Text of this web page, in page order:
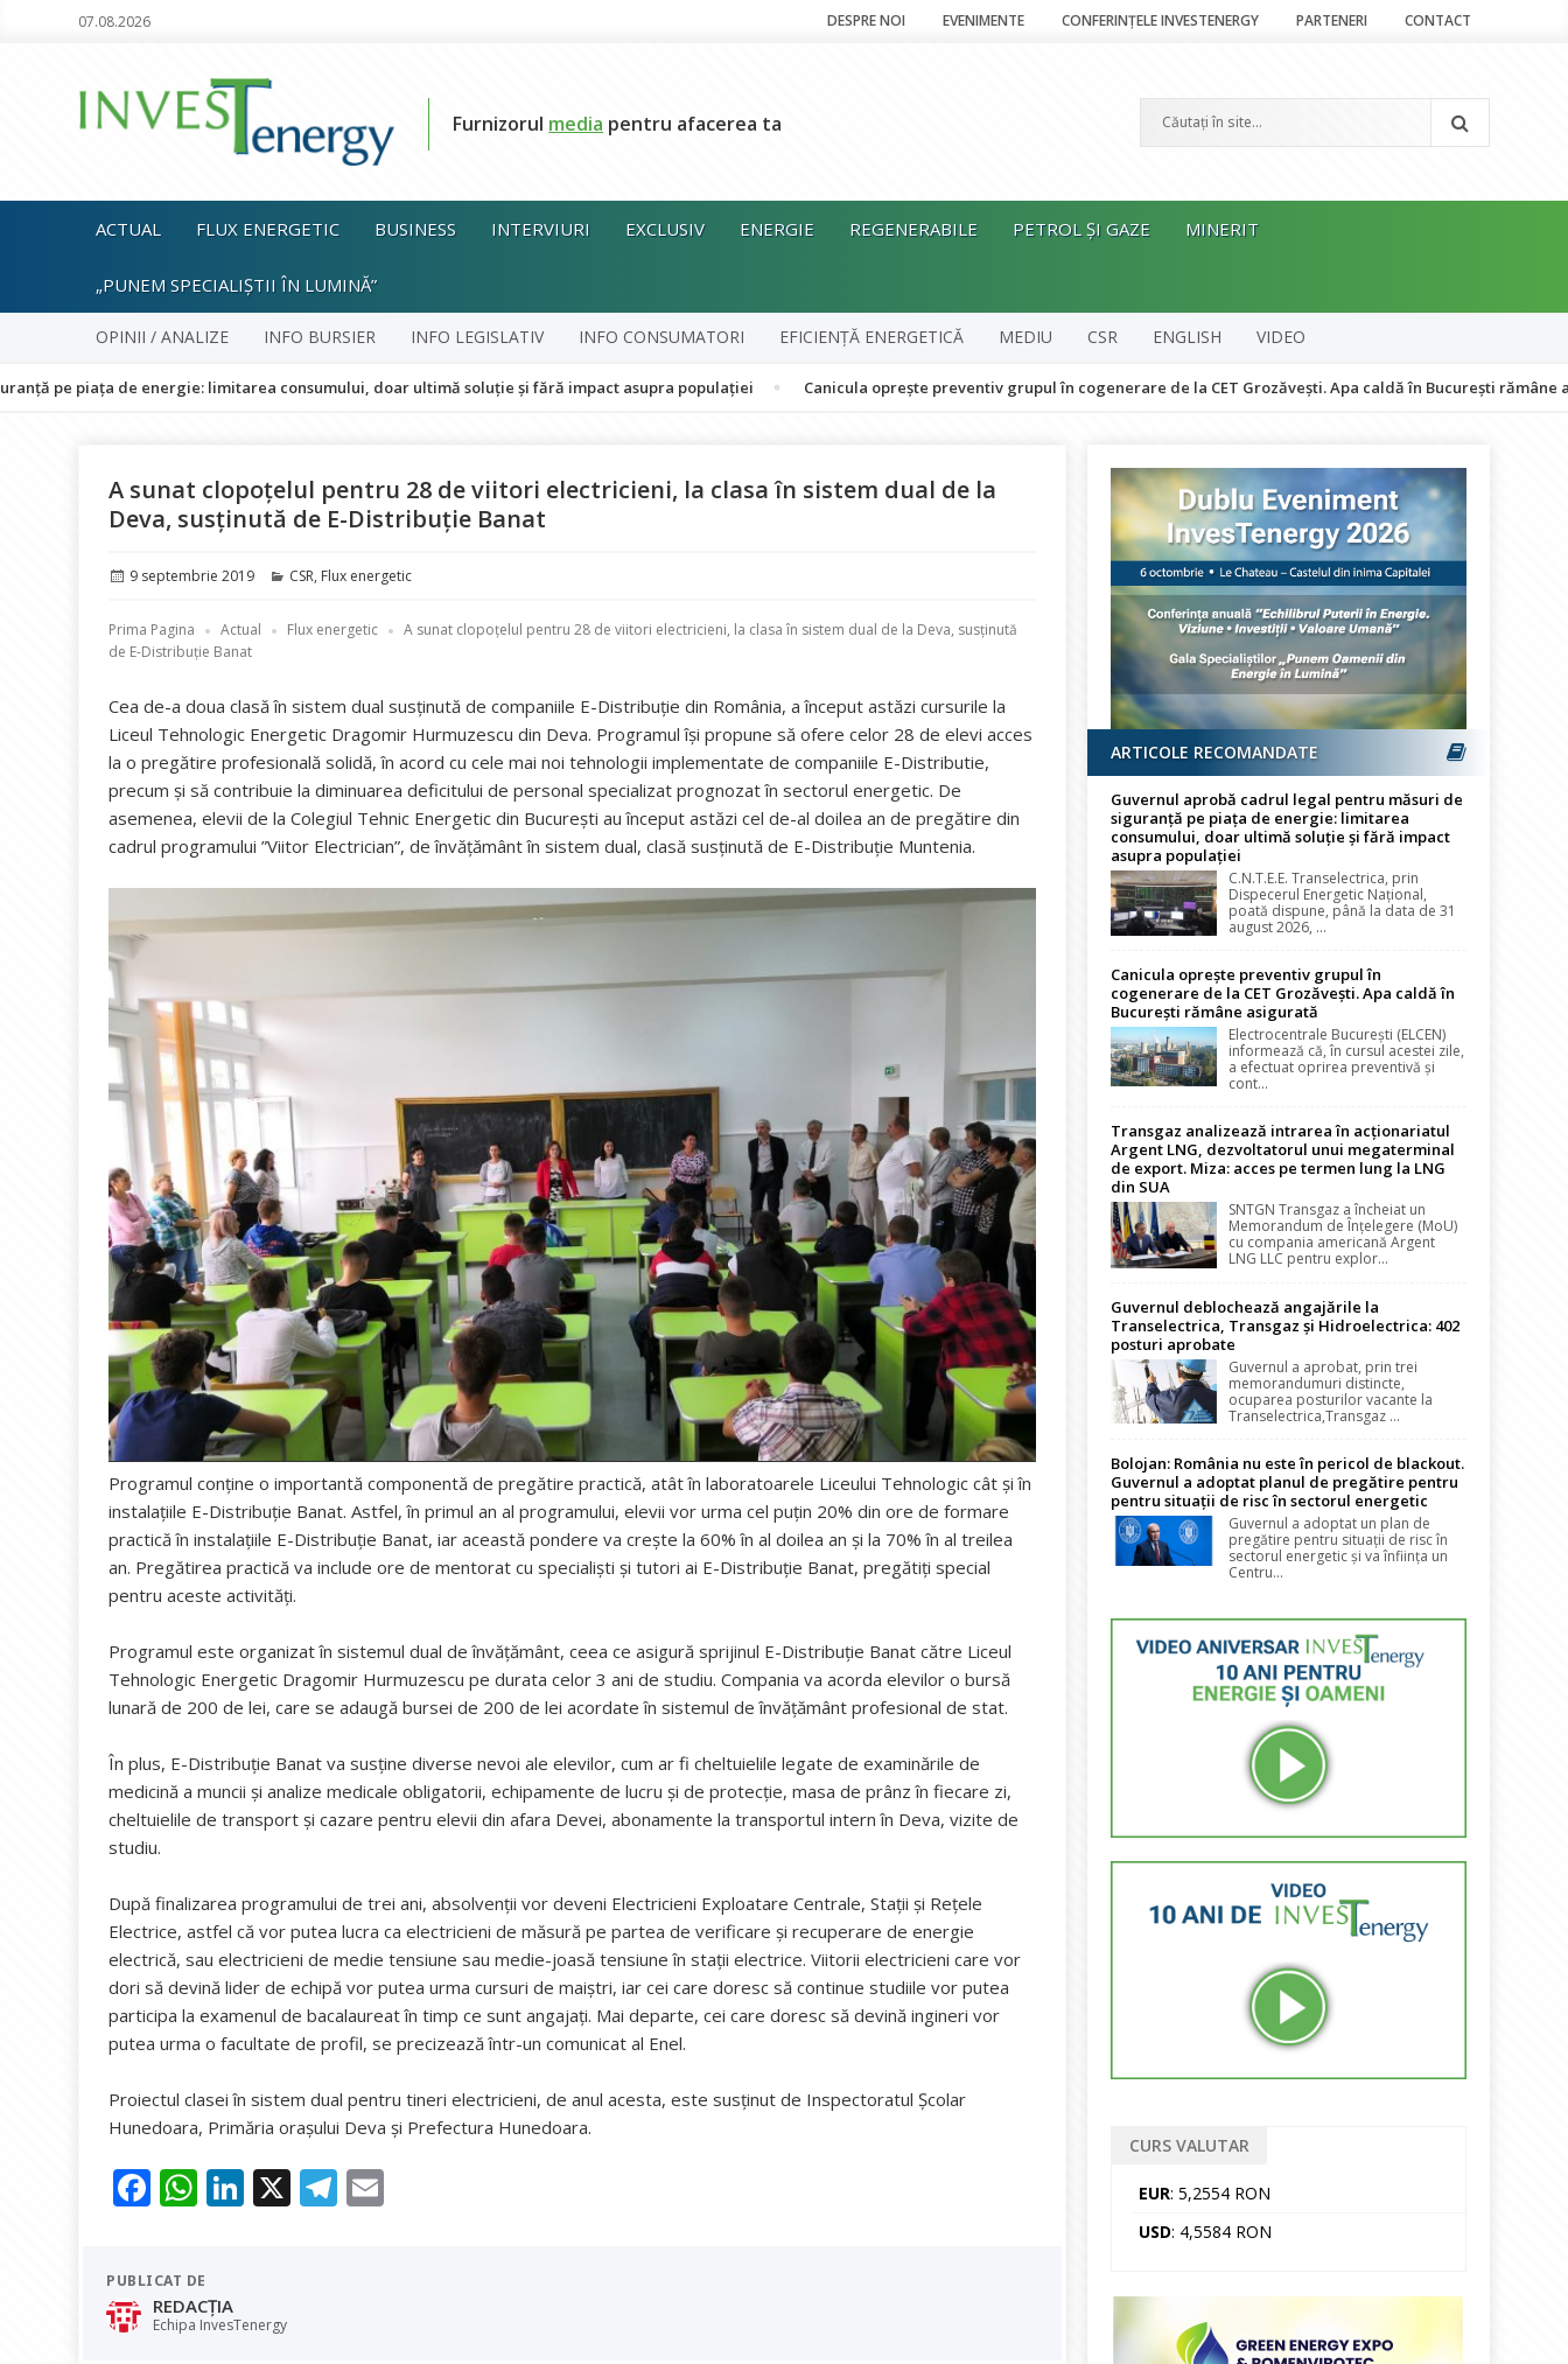
07.08.2026 DESPRE NOI EVENIMENTE CONFERINȚELE INVESTENERGY PARTENERI CONTACT
Furnizorul media pentru afacerea ta
ACTUAL FLUX ENERGETIC BUSINESS INTERVIURI EXCLUSIV ENERGIE REGENERABILE PETROL ȘI GAZE MINERIT
„PUNEM SPECIALIȘTII ÎN LUMINĂ”
OPINII / ANALIZE INFO BURSIER INFO LEGISLATIV INFO CONSUMATORI EFICIENȚĂ ENERGETICĂ MEDIU CSR ENGLISH VIDEO
de energie: limitarea consumului, doar ultimă soluție și fără impact asupra populației Canicula oprește preventiv grupul în cogenerare de la CET Grozăvești. Apa caldă în București rămâne asigurată
A sunat clopoțelul pentru 28 de viitori electricieni, la clasa în sistem dual de la
Deva, susținută de E-Distribuție Banat
Publicat
9 septembrie 2019 Categorii
CSR, Flux energetic
Prima Pagina Actual Flux energetic
A sunat clopoțelul pentru 28 de viitori electricieni, la clasa în sistem dual de la Deva, susținută
de E-Distribuție Banat
Cea de-a doua clasă în sistem dual susținută de companiile E-Distribuție din România, a început astăzi cursurile la
Liceul Tehnologic Energetic Dragomir Hurmuzescu din Deva. Programul își propune să ofere celor 28 de elevi acces
la o pregătire profesională solidă, în acord cu cele mai noi tehnologii implementate de companiile E-Distributie,
precum și să contribuie la diminuarea deficitului de personal specializat prognozat în sectorul energetic. De
asemenea, elevii de la Colegiul Tehnic Energetic din București au început astăzi cel de-al doilea an de pregătire din
cadrul programului ”Viitor Electrician”, de învățământ în sistem dual, clasă susținută de E-Distribuție Muntenia.
Programul conține o importantă componentă de pregătire practică, atât în laboratoarele Liceului Tehnologic cât și în
instalațiile E-Distribuție Banat. Astfel, în primul an al programului, elevii vor urma cel puțin 20% din ore de formare
practică în instalațiile E-Distribuție Banat, iar această pondere va crește la 60% în al doilea an și la 70% în al treilea
an. Pregătirea practică va include ore de mentorat cu specialişti şi tutori ai E-Distribuție Banat, pregătiți special
pentru aceste activități.
Programul este organizat în sistemul dual de învățământ, ceea ce asigură sprijinul E-Distribuție Banat către Liceul
Tehnologic Energetic Dragomir Hurmuzescu pe durata celor 3 ani de studiu. Compania va acorda elevilor o bursă
lunară de 200 de lei, care se adaugă bursei de 200 de lei acordate în sistemul de învățământ profesional de stat.
În plus, E-Distribuție Banat va susține diverse nevoi ale elevilor, cum ar fi cheltuielile legate de examinările de
medicină a muncii şi analize medicale obligatorii, echipamente de lucru şi de protecţie, masa de prânz în fiecare zi,
cheltuielile de transport şi cazare pentru elevii din afara Devei, abonamente la transportul intern în Deva, vizite de
studiu.
După finalizarea programului de trei ani, absolvenții vor deveni Electricieni Exploatare Centrale, Staţii şi Reţele
Electrice, astfel că vor putea lucra ca electricieni de măsură pe partea de verificare şi recuperare de energie
electrică, sau electricieni de medie tensiune sau medie-joasă tensiune în staţii electrice. Viitorii electricieni care vor
dori să devină lider de echipă vor putea urma cursuri de maiștri, iar cei care doresc să continue studiile vor putea
participa la examenul de bacalaureat în timp ce sunt angajați. Mai departe, cei care doresc să devină ingineri vor
putea urma o facultate de profil, se precizează într-un comunicat al Enel.
Proiectul clasei în sistem dual pentru tineri electricieni, de anul acesta, este susținut de Inspectoratul Școlar
Hunedoara, Primăria orașului Deva și Prefectura Hunedoara.
F
e
b
o
W
at
s
A
Li
dI
X T
PUBLICAT DE
REDACȚIA
Echipa InvesTenergy
ARTICOLE RECOMANDATE
Guvernul aprobă cadrul legal pentru măsuri de
siguranță pe piața de energie: limitarea
consumului, doar ultimă soluție și fără impact
asupra populației
C.N.T.E.E. Transelectrica, prin
Dispecerul Energetic Național,
poată dispune, până la data de 31
august 2026, ...
Canicula oprește preventiv grupul în
cogenerare de la CET Grozăvești. Apa caldă în
București rămâne asigurată
Electrocentrale București (ELCEN)
informează că, în cursul acestei zile,
a efectuat oprirea preventivă și
cont...
Transgaz analizează intrarea în acționariatul
Argent LNG, dezvoltatorul unui megaterminal
de export. Miza: acces pe termen lung la LNG
din SUA
SNTGN Transgaz a încheiat un
Memorandum de Înțelegere (MoU)
cu compania americană Argent
LNG LLC pentru explor...
Guvernul deblochează angajările la
Transelectrica, Transgaz și Hidroelectrica: 402
posturi aprobate
Guvernul a aprobat, prin trei
memorandumuri distincte,
ocuparea posturilor vacante la
Transelectrica,Transgaz ...
Bolojan: România nu este în pericol de blackout.
Guvernul a adoptat planul de pregătire pentru
pentru situații de risc în sectorul energetic
Guvernul a adoptat un plan de
pregătire pentru situații de risc în
sectorul energetic și va înființa un
Centru...
CURS VALUTAR
EUR: 5,2554 RON
USD: 4,5584 RON